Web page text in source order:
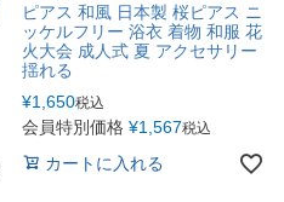
ピアス 和風 日本製 桜ピアス ニ
ッケルフリー 浴衣 着物 和服 花
火大会 成人式 夏 アクセサリー
揺れる
¥1,650税込
会員特別価格 ¥1,567税込
カートに入れる